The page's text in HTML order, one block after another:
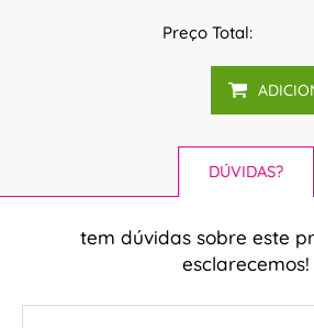
Preço Total:
DÚVIDAS?
tem dúvidas sobre este
esclarecemos!